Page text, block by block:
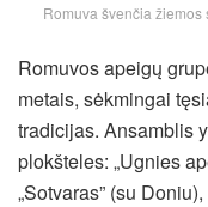
Romuva švenčia žiemos
Romuvos apeigų
metais, sėkmingai
tradicijas. Ansamblis
plokšteles: „Ugnies
„Sotvaras” (su